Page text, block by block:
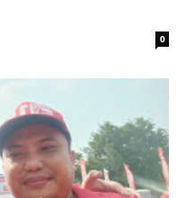
0